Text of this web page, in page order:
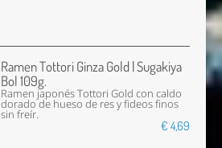
Ramen Tottori Ginza Gold | Sugakiya
Bol 109g.
Ramen japonés Tottori Gold con caldo
dorado de hueso de res y fideos finos
sin freír.
€ 4,69